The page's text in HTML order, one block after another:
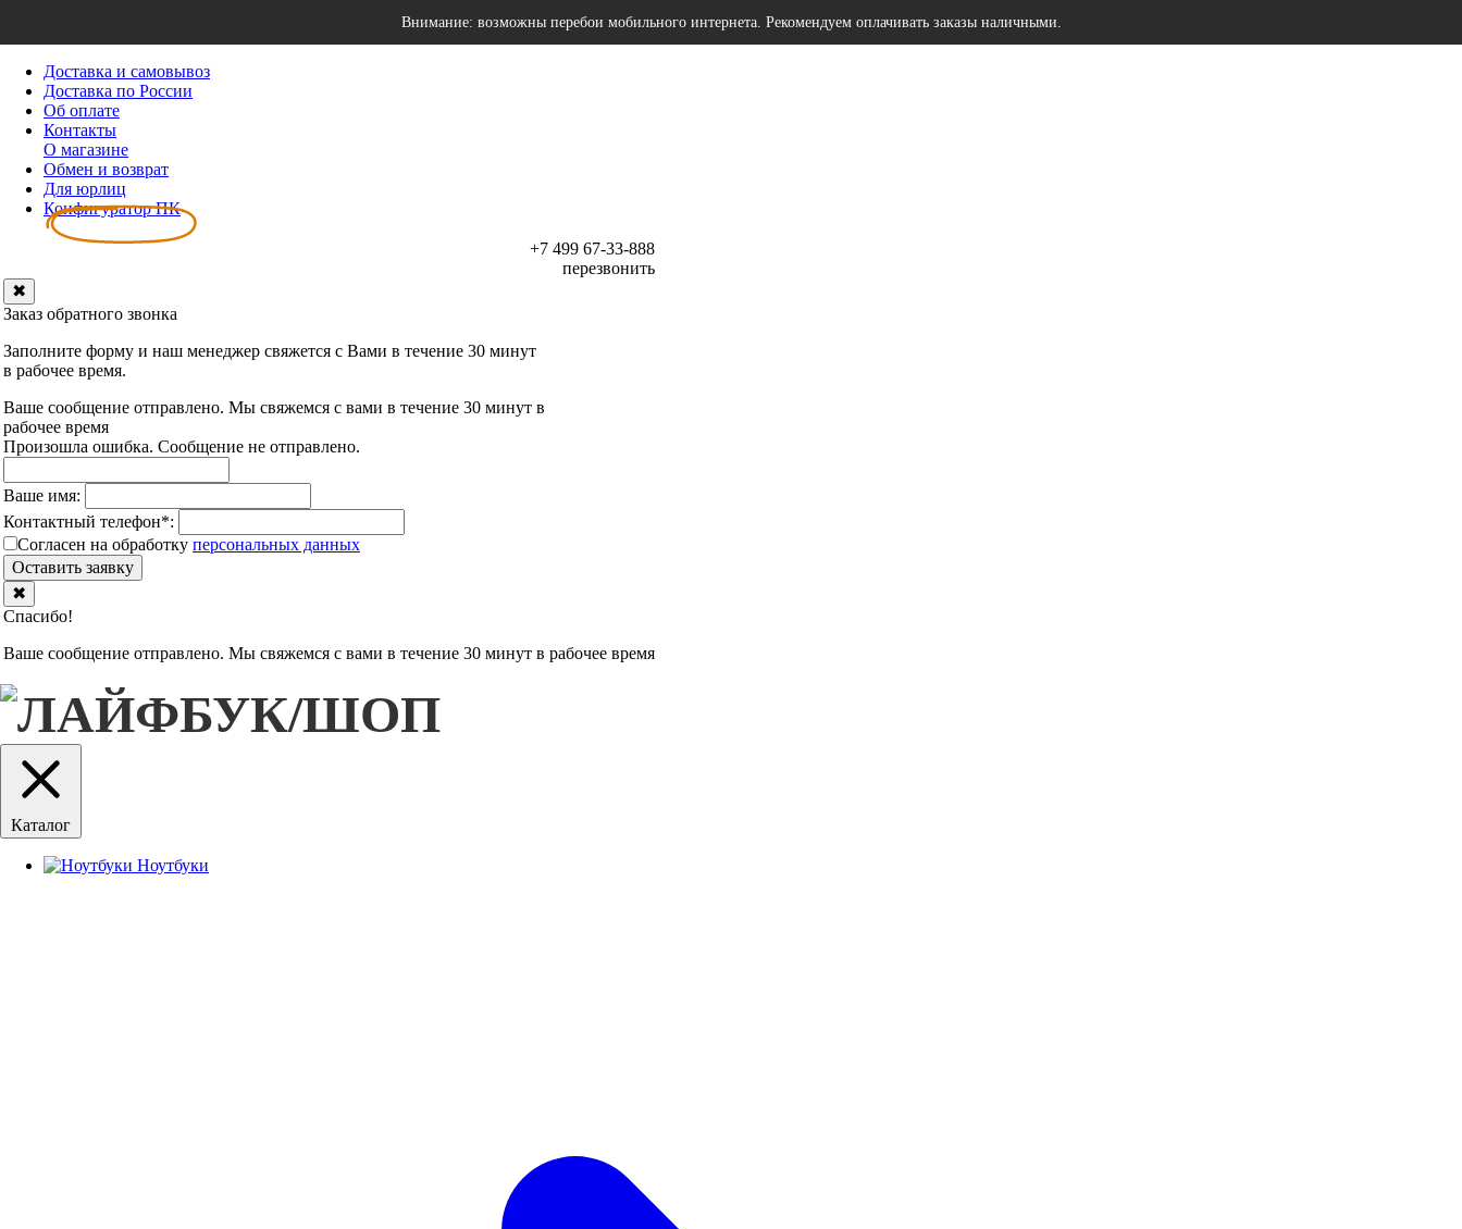
Внимание: возможны перебои мобильного интернета. Рекомендуем оплачивать заказы наличными.
Доставка и самовывоз
Доставка по России
Об оплате
Контакты
О магазине
Обмен и возврат
Для юрлиц
Конфигуратор ПК
+7 499 67-33-888
перезвонить
✖
Заказ обратного звонка
Заполните форму и наш менеджер свяжется с Вами в течение 30 минут
в рабочее время.
Ваше сообщение отправлено. Мы свяжемся с вами в течение 30 минут в
рабочее время
Произошла ошибка. Сообщение не отправлено.
Ваше имя:
Контактный телефон*:
Согласен на обработку персональныx данных
Оставить заявку
✖
Спасибо!
Ваше сообщение отправлено. Мы свяжемся с вами в течение 30 минут в рабочее время
Каталог
Ноутбуки